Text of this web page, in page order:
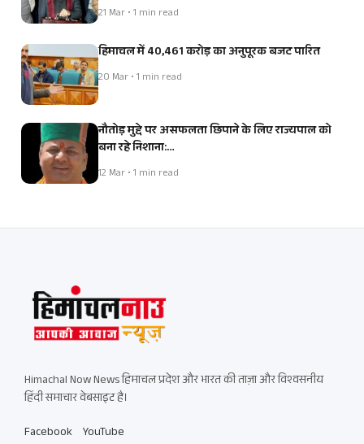
21 Mar • 1 min read
हिमाचल में 40,461 करोड़ का अनुपूरक बजट पारित
20 Mar • 1 min read
नौतोड़ मुद्दे पर असफलता छिपाने के लिए राज्यपाल को
बना रहे निशाना:…
12 Mar • 1 min read
Himachal Now News हिमाचल प्रदेश और भारत की ताज़ा और विश्वसनीय
हिंदी समाचार वेबसाइट है।
Facebook YouTube